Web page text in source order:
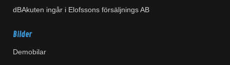
dBAkuten ingår i Elofssons försäljnings AB
Bilder
Demobilar